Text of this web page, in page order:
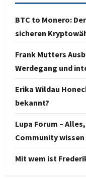
BTC to Monero:
sicheren
Frank Mutters
Werdegang und
Erika Wildau
bekannt?
Lupa Forum –
Community
Mit wem ist